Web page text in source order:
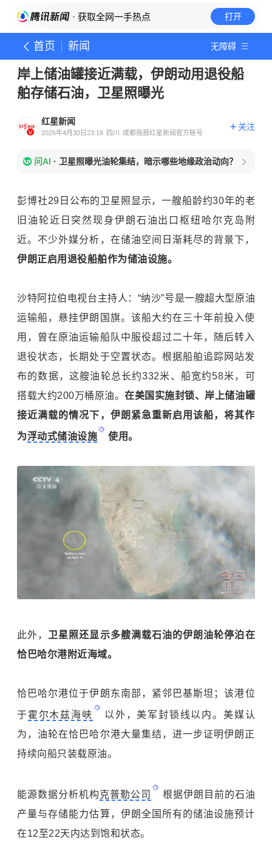
· 获取全网一手热点 打开
首页 新闻 无障碍
岸上储油罐接近满载，伊朗动用退役船
舶存储石油，卫星照曝光
红星新闻
2026年4月30日23:18 四川 成都商报红星新闻官方账号
关注
问AI · 卫星照曝光油轮集结，暗示哪些地缘政治动向？
彭博社29日公布的卫星照显示，一艘船龄约30年的老
旧油轮近日突然现身伊朗石油出口枢纽哈尔克岛附
近。不少外媒分析，在储油空间日渐耗尽的背景下，
伊朗正启用退役船舶作为储油设施。
沙特阿拉伯电视台主持人：“纳沙”号是一艘超大型原油
运输船，悬挂伊朗国旗。该船大约在三十年前投入使
用，曾在原油运输船队中服役超过二十年，随后转入
退役状态，长期处于空置状态。根据船舶追踪网站发
布的数据，这艘油轮总长约332米、船宽约58米，可
搭载大约200万桶原油。在美国实施封锁、岸上储油罐
接近满载的情况下，伊朗紧急重新启用该船，将其作
为浮动式储油设施 使用。
此外， 卫星照还显示多艘满载石油的伊朗油轮停泊在
恰巴哈尔港附近海域。
恰巴哈尔港位于伊朗东南部，紧邻 巴基斯坦 ；该港位
于霍尔木兹海峡
以外，美军封锁线以内。美媒认
为，油轮在恰巴哈尔港大量集结，进一步证明伊朗正
持续向船只装载原油。
能源数据分析机构克普勒公司
根据伊朗目前的石油
产量与存储能力估算，伊朗全国所有的储油设施预计
在12至22天内达到饱和状态。